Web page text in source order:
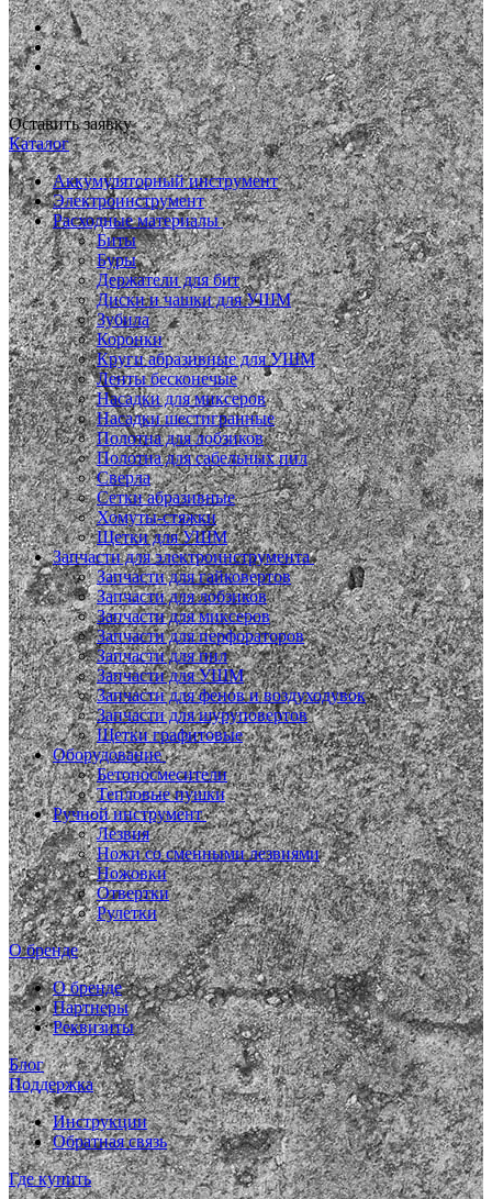
Оставить заявку
Каталог
Аккумуляторный инструмент
Электроинструмент
Расходные материалы
Биты
Буры
Держатели для бит
Диски и чашки для УШМ
Зубила
Коронки
Круги абразивные для УШМ
Ленты бесконечые
Насадки для миксеров
Насадки шестигранные
Полотна для лобзиков
Полотна для сабельных пил
Сверла
Сетки абразивные
Хомуты-стяжки
Щетки для УШМ
Запчасти для электроинструмента
Запчасти для гайковертов
Запчасти для лобзиков
Запчасти для миксеров
Запчасти для перфораторов
Запчасти для пил
Запчасти для УШМ
Запчасти для фенов и воздуходувок
Запчасти для шуруповертов
Щетки графитовые
Оборудование
Бетоносмесители
Тепловые пушки
Ручной инструмент
Лезвия
Ножи со сменными лезвиями
Ножовки
Отвертки
Рулетки
О бренде
О бренде
Партнеры
Реквизиты
Блог
Поддержка
Инструкции
Обратная связь
Где купить